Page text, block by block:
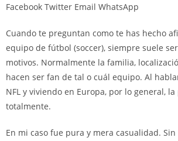
Facebook Twitter Email WhatsApp
Cuando te preguntan como te has hecho
equipo de fútbol (soccer), siempre suele
motivos. Normalmente la familia,
hacen ser fan de tal o cuál equipo. Al
NFL y viviendo en Europa, por lo general,
totalmente.
En mi caso fue pura y mera casualidad.